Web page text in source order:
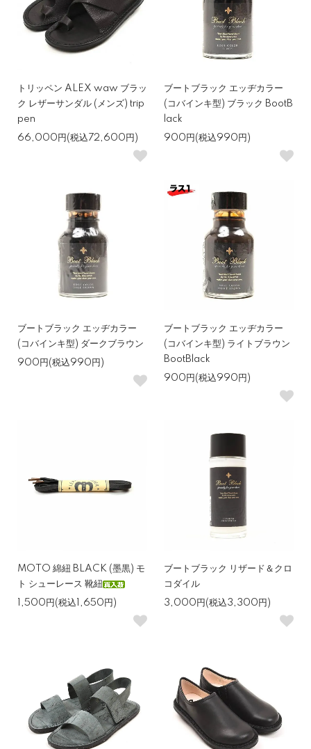
トリッペン ALEX waw ブラッ
ク レザーサンダル (メンズ) trip
pen
66,000円(税込72,600円)
ブートブラック エッヂカラー
(コバインキ型) ブラック BootB
lack
900円(税込990円)
ブートブラック エッヂカラー
(コバインキ型) ダークブラウン
900円(税込990円)
ブートブラック エッヂカラー
(コバインキ型) ライトブラウン
BootBlack
900円(税込990円)
MOTO 綿紐 BLACK (墨黒) モ
ト シューレース 靴紐
1,500円(税込1,650円)
ブートブラック リザード＆クロ
コダイル
3,000円(税込3,300円)